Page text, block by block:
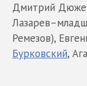
Дмитрий
Ремезов),
Бурковский,